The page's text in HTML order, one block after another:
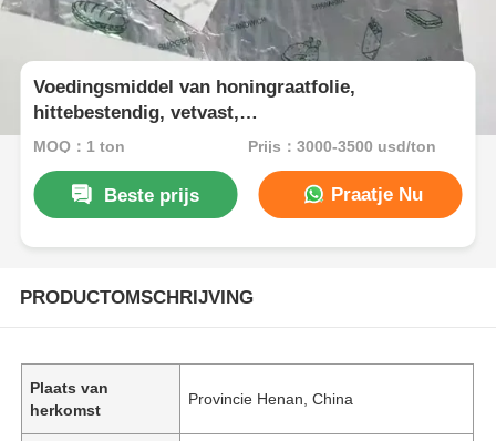
Voedingsmiddel van honingraatfolie,
hittebestendig, vetvast,
burgerverpakkingspapier voor de horeca
MOQ：1 ton Prijs：3000-3500 usd/ton
Beste prijs Praatje Nu
PRODUCTOMSCHRIJVING
Plaats van
herkomst
Provincie Henan, China